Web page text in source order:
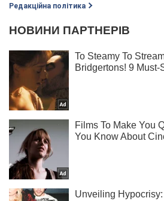
Редакційна політика